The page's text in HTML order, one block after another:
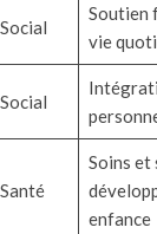
Social
Soutien
vie
Social
Santé
Soins et
enfance